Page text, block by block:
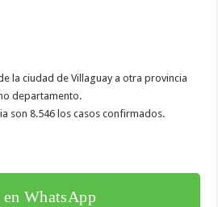
la ciudad de Villaguay a otra provincia
departamento.
son 8.546 los casos confirmados.
WhatsApp